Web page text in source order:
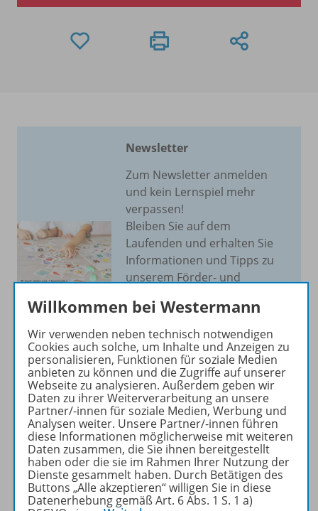
Newsletter
Zum Newsletter anmelden
und kein Lernspiel mehr
verpassen!
Bleiben Sie auf dem
Laufenden und erhalten Sie
Informationen und Tipps zu
unserem Förder- und
Postfach.
JETZT ANMELDEN
Produktinformationen
Beschreibung
Willkommen bei Westermann
Wir verwenden neben technisch notwendigen
Cookies auch solche, um Inhalte und Anzeigen zu
personalisieren, Funktionen für soziale Medien
anbieten zu können und die Zugriffe auf unserer
Webseite zu analysieren. Außerdem geben wir
Daten zu ihrer Weiterverarbeitung an unsere
Partner/-innen für soziale Medien, Werbung und
Analysen weiter. Unsere Partner/-innen führen
diese Informationen möglicherweise mit weiteren
Daten zusammen, die Sie ihnen bereitgestellt
haben oder die sie im Rahmen Ihrer Nutzung der
Dienste gesammelt haben. Durch Betätigen des
Buttons „Alle akzeptieren“ willigen Sie in diese
Datenerhebung gemäß Art. 6 Abs. 1 S. 1 a)